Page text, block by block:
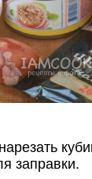
заправки.